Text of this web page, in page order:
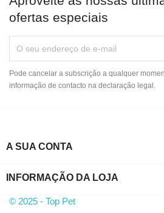
ofertas especiais
Pode cancelar a subscrição a qualquer
informação de contacto na declaração legal.
A SUA CONTA
INFORMAÇÃO DA LOJA
© 2025 - Top Pet